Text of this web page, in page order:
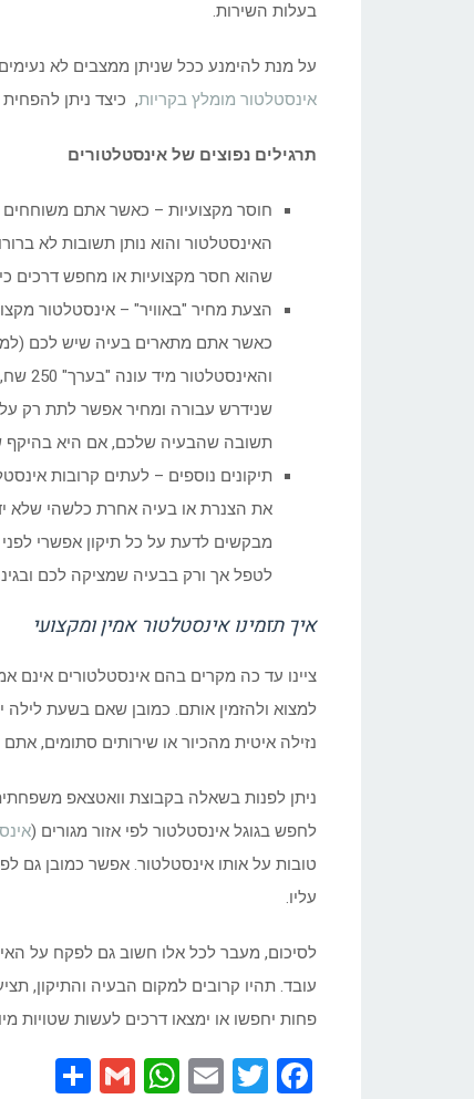
בעלות השירות.
על מנת להימנע ככל שניתן ממצבים לא
אינסטלטור מומלץ בקריות, כיצד ניתן
תרגילים נפוצים של אינסטלטורים
חוסר מקצועיות – כאשר אתם משוחחים
האינסטלטור והוא נותן תשובות לא
שהוא חסר מקצועיות או מחפש דרכים
הצעת מחיר "באוויר" – אינסטלטור
כאשר אתם מתארים בעיה שיש לכם
שנידרש עבורה ומחיר אפשר לתת רק על
תשובה שהבעיה שלכם, אם היא בהיקף
תיקונים נוספים – לעתים קרובות
את הצנרת או בעיה אחרת כלשהי שלא
מבקשים לדעת על כל תיקון אפשרי לפני
לטפל אך ורק בבעיה שמציקה לכם
איך תזמינו אינסטלטור אמין ומקצועי
ציינו עד כה מקרים בהם אינסטלטורים אינם
למצוא ולהזמין אותם. כמובן שאם בשעת
נזילה איטית מהכיור או שירותים סתומים,
ניתן לפנות בשאלה בקבוצת וואטצאפ
לחפש בגוגל אינסטלטור לפי אזור מגורים (
טובות על אותו אינסטלטור. אפשר כמובן גם
עליו.
לסיכום, מעבר לכל אלו חשוב גם לפקח על
עובד. תהיו קרובים למקום הבעיה והתיקון,
פחות יחפשו או ימצאו דרכים לעשות שטויות
Facebook
Twitter
Email
WhatsApp
Gmail